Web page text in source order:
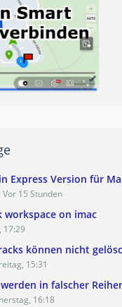
Express Version für
Vor 15 Stunden
workspace on imac
17:29
können nicht
15:31
werden in falscher
16:18